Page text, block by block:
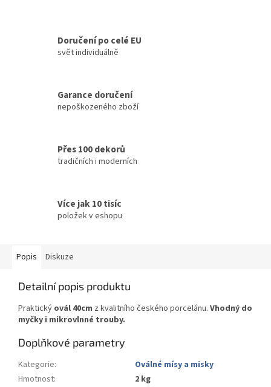
Doručení po celé EU
svět individuálně
Garance doručení
nepoškozeného zboží
Přes 100 dekorů
tradičních i moderních
Více jak 10 tisíc
položek v eshopu
Popis Diskuze
Detailní popis produktu
Praktický ovál 40cm z kvalitního českého porcelánu. Vhodný do
myčky i mikrovlnné trouby.
Doplňkové parametry
Kategorie:
Oválné mísy a misky
Hmotnost:
2 kg